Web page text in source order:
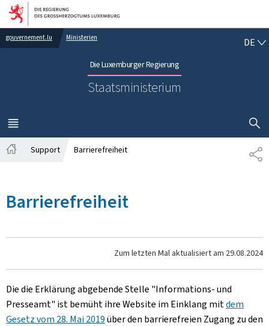
Zur Hauptnavigation
Zum Inhalt
gouvernement.lu Ministerien
Die Luxemburger Regierung
Staatsministerium
DE
MENÜ
HAUPT-
Support Barrierefreiheit
Barrierefreiheit
Zum letzten Mal aktualisiert am 29.08.2024
Die die Erklärung abgebende Stelle "Informations- und
Presseamt" ist bemüht ihre Website im Einklang mitdem
Gesetz vom 28. Mai 2019über den barrierefreien Zugang zu den